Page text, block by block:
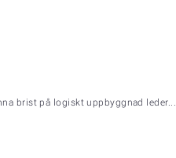
brist på logiskt uppbyggnad leder...